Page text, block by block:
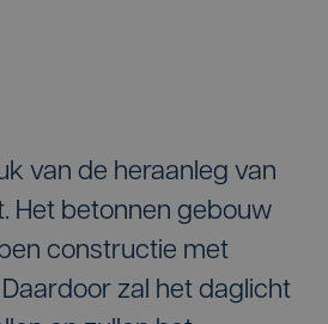
van de heraanleg van
Het betonnen gebouw
constructie met
zal het daglicht